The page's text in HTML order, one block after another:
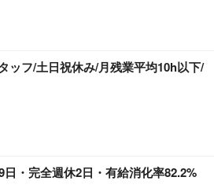
ッフ/土日祝休み/月残業平均10h以下/
日・完全週休2日・有給消化率82.2%